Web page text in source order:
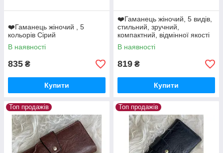
❤️Гаманець жіночий , 5
кольорів Сірий
В наявності
835 ₴
Купити
❤️Гаманець жіночий, 5 видів,
стильний, зручний,
компактний, відмінної якості
В наявності
819 ₴
Купити
Топ продажів Топ продажів